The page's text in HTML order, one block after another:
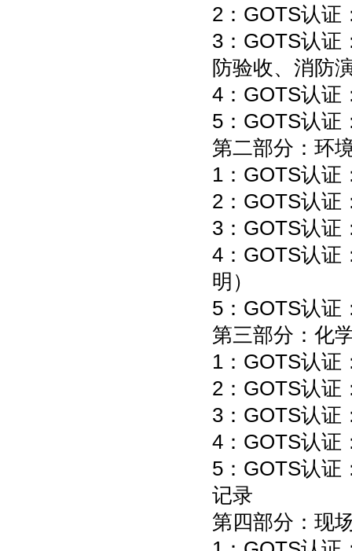
2：GOTS认证
3：GOTS认证
防验收、消防
4：GOTS认证
5：GOTS认证
第二部分：环
1：GOTS认证
2：GOTS认证
3：GOTS认证
4：GOTS认证
明）
5：GOTS认证
第三部分：化
1：GOTS认证
2：GOTS认证
3：GOTS认证
4：GOTS认证
5：GOTS认证
记录
第四部分：现